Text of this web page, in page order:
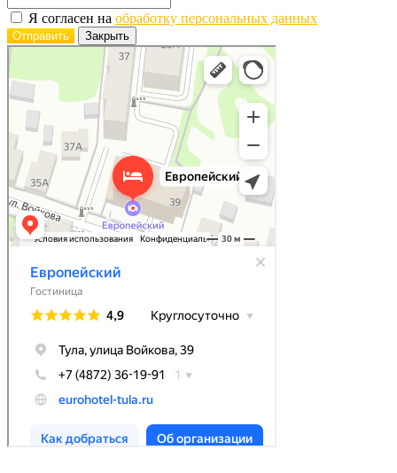
Я согласен на обработку персональных данных
Отправить Закрыть